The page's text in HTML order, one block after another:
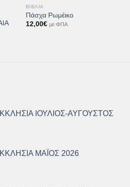
ΒΙΒΛΊΑ
Πάσχα Ρωμέικο
12,00€ με ΦΠΑ
ΙΟΥΛΙΟΣ-ΑΥΓΟΥΣΤΟΣ
ΜΑΪΟΣ 2026